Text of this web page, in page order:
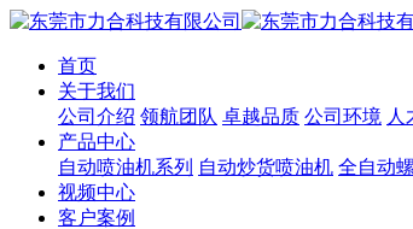
首页
关于我们
公司介绍 领航团队 卓越品质 公司环境 人
产品中心
自动喷油机系列 自动炒货喷油机 全自动
视频中心
客户案例